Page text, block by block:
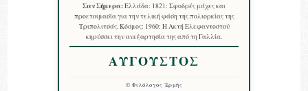
Σαν Σήμερα:Ελλάδα: 1821: Σφοδρές μάχες και
προετοιμασία για την τελική φάση της πολιορκίας της
Τριπολιτσάς. Κόσμος: 1960: Η Ακτή Ελεφαντοστού
κηρύσσει την ανεξαρτησία της από τη Γαλλία.
ΑΥΓΟΥΣΤΟΣ
© Φιλόλογος Ἑρμῆς